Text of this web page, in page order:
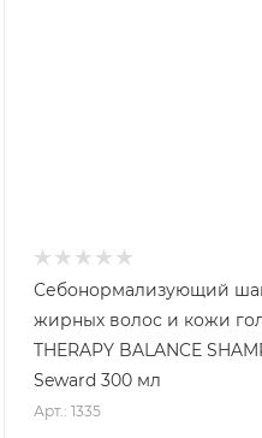
Себонормализующий
жирных волос и кожи
THERAPY BALANCE
Seward 300 мл
Арт.: 1335